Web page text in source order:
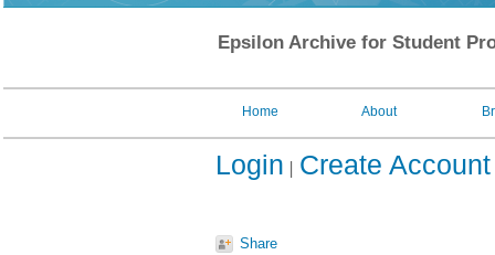
Epsilon Archive for Student
Home About
Login Create Account
Share